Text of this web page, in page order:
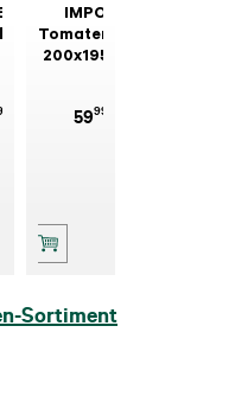
L
IMPOS
Tomatengewächshaus
200x195x60
5999
Sortiment